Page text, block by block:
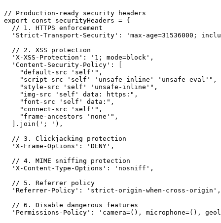
// Production-ready security headers
export const securityHeaders = {
  // 1. HTTPS enforcement
'Strict-Transport-Security': 'max-age=31536000;
  // 2. XSS protection
  'X-XSS-Protection': '1; mode=block',
  'Content-Security-Policy': [
    "default-src 'self'",
    "script-src 'self' 'unsafe-inline' 'unsafe-eval'",
    "style-src 'self' 'unsafe-inline'",
    "img-src 'self' data: https:",
    "font-src 'self' data:",
    "connect-src 'self'",
    "frame-ancestors 'none'",
  ].join('; '),
  // 3. Clickjacking protection
  'X-Frame-Options': 'DENY',
  // 4. MIME sniffing protection
  'X-Content-Type-Options': 'nosniff',
  // 5. Referrer policy
  'Referrer-Policy': 'strict-origin-when-cross-origin',
  // 6. Disable dangerous features
'Permissions-Policy': 'camera=(), microphone=(),